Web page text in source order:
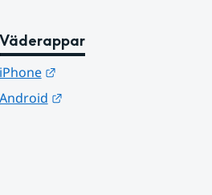
Väderappar
iPhone
Länk till annan webbplats.
Android
Länk till annan webbplats.